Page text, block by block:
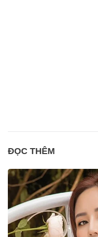
ĐỌC THÊM